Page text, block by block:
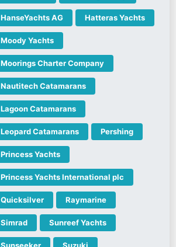
HanseYachts AG Hatteras Yachts
Moody Yachts
Moorings Charter Company
Nautitech Catamarans
Lagoon Catamarans
Leopard Catamarans Pershing
Princess Yachts
Princess Yachts International plc
Quicksilver Raymarine
Simrad Sunreef Yachts